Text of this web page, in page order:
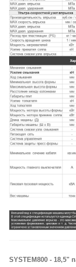
SYSTEM800 -